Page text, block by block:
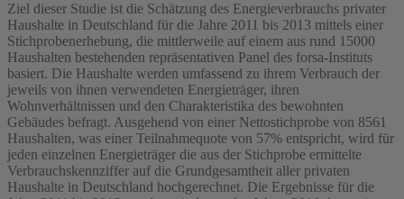
Ziel dieser Studie ist die Schätzung des Energieverbrauchs privater
Haushalte in Deutschland für die Jahre 2011 bis 2013 mittels einer
Stichprobenerhebung, die mittlerweile auf einem aus rund 15000
Haushalten bestehenden repräsentativen Panel des forsa-Instituts
basiert. Die Haushalte werden umfassend zu ihrem Verbrauch der
jeweils von ihnen verwendeten Energieträger, ihren
Wohnverhältnissen und den Charakteristika des bewohnten
Gebäudes befragt. Ausgehend von einer Nettostichprobe von 8561
Haushalten, was einer Teilnahmequote von 57% entspricht, wird für
jeden einzelnen Energieträger die aus der Stichprobe ermittelte
Verbrauchskennziffer auf die Grundgesamtheit aller privaten
Haushalte in Deutschland hochgerechnet. Die Ergebnisse für die